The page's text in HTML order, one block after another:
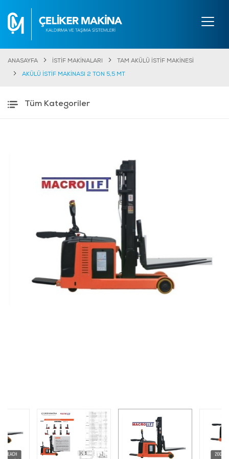
ANASAYFA İSTİF MAKİNALARI TAM AKÜLÜ İSTİF MAKİNESİ
AKÜLÜ İSTİF MAKİNASI 2 TON 5,5 MT
Tüm Kategoriler